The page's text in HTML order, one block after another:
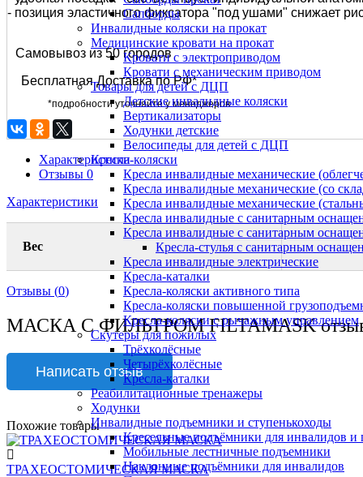
Сапборды
Инвалидные коляски на прокат
Медицинские кровати на прокат
Кровати с электроприводом
Кровати с механическим приводом
Товары для детей с ДЦП
Детские инвалидные коляски
Вертикализаторы
Ходунки детские
Велосипеды для детей с ДЦП
Кресла-коляски
Кресла инвалидные механические
Кресла инвалидные механические (со
Кресла инвалидные механические
Кресла инвалидные с санитарным
Кресла инвалидные с санитарным
Кресла-стулья с санитарным
Кресла инвалидные электрические
Кресла-каталки
Кресла-коляски активного типа
Кресла-коляски повышенной
Кресла-коляски с рычажным управлением
Скутеры для пожилых
Трёхколёсные
Четырёхколёсные
Кресла-каталки
Реабилитационные тренажеры
Ходунки
Инвалидные подъемники и ступенькоходы
Кресельные подъёмники для инвалидов
Мобильные лестничные подъемники
Наклонные подъёмники для инвалидов
- позиция эластичного фиксатора "под ушами" снижает
Самовывоз из 50 городов
Бесплатная Доставка по РФ*
*подробности уточняйте у менеджеров
Характеристики
Отзывы 0
Характеристики
Вес
Отзывы (0)
МАСКА С ФИЛЬТРОМ FILTAMASK
Похожие товары
ТРАХЕОСТОМИЧЕСКАЯ МАСКА